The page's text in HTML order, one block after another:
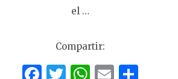
el …
Compartir:
Facebook
Twitter
WhatsApp
Email